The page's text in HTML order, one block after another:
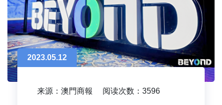
2023.05.12
来源：澳門商報 阅读次数：3596